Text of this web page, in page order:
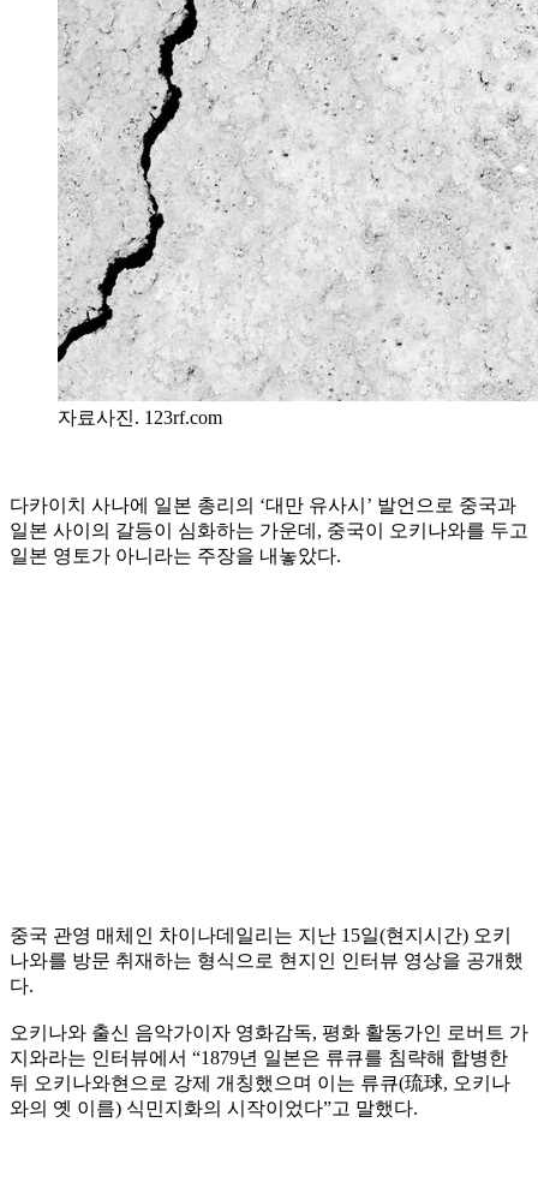
자료사진. 123rf.com
다카이치 사나에 일본 총리의 ‘대만 유사시’ 발언으로 중국과
일본 사이의 갈등이 심화하는 가운데, 중국이 오키나와를 두고
일본 영토가 아니라는 주장을 내놓았다.
중국 관영 매체인 차이나데일리는 지난 15일(현지시간) 오키
나와를 방문 취재하는 형식으로 현지인 인터뷰 영상을 공개했
다.
오키나와 출신 음악가이자 영화감독, 평화 활동가인 로버트 가
지와라는 인터뷰에서 “1879년 일본은 류큐를 침략해 합병한
뒤 오키나와현으로 강제 개칭했으며 이는 류큐(琉球, 오키나
와의 옛 이름) 식민지화의 시작이었다”고 말했다.